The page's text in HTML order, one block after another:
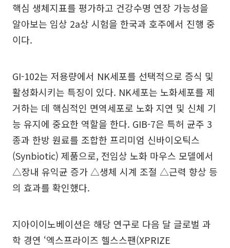
핵심 생체지표를 평가하고 건강수명 연장 가능성을
알아보는 임상 2a상 시험을 한국과 호주에서 진행 중
이다.
GI-102는 저용량에서 NK세포를 선택적으로 증식 및
활성화시키는 특징이 있다. NK세포는 노화세포를 제
거하는 데 핵심적인 면역세포로 노화 지연 및 신체 기
능 유지에 중요한 역할을 한다. GIB-7은 특허 균주 3
종과 한방 원료를 조합한 프리미엄 신바이오틱스
(Synbiotic) 제품으로, 전임상 노화 마우스 모델에서
△장내 유익균 증가 △생체 시계 조절 △근력 향상 등
의 효과를 확인했다.
지아이이노베이션은 해당 연구로 다음 달 글로벌 과
학 경연 ‘엑스프라이즈 헬스스팬(XPRIZE